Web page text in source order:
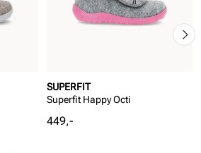
SUPERFIT
Superfit Happy Octi
Pris
449,-